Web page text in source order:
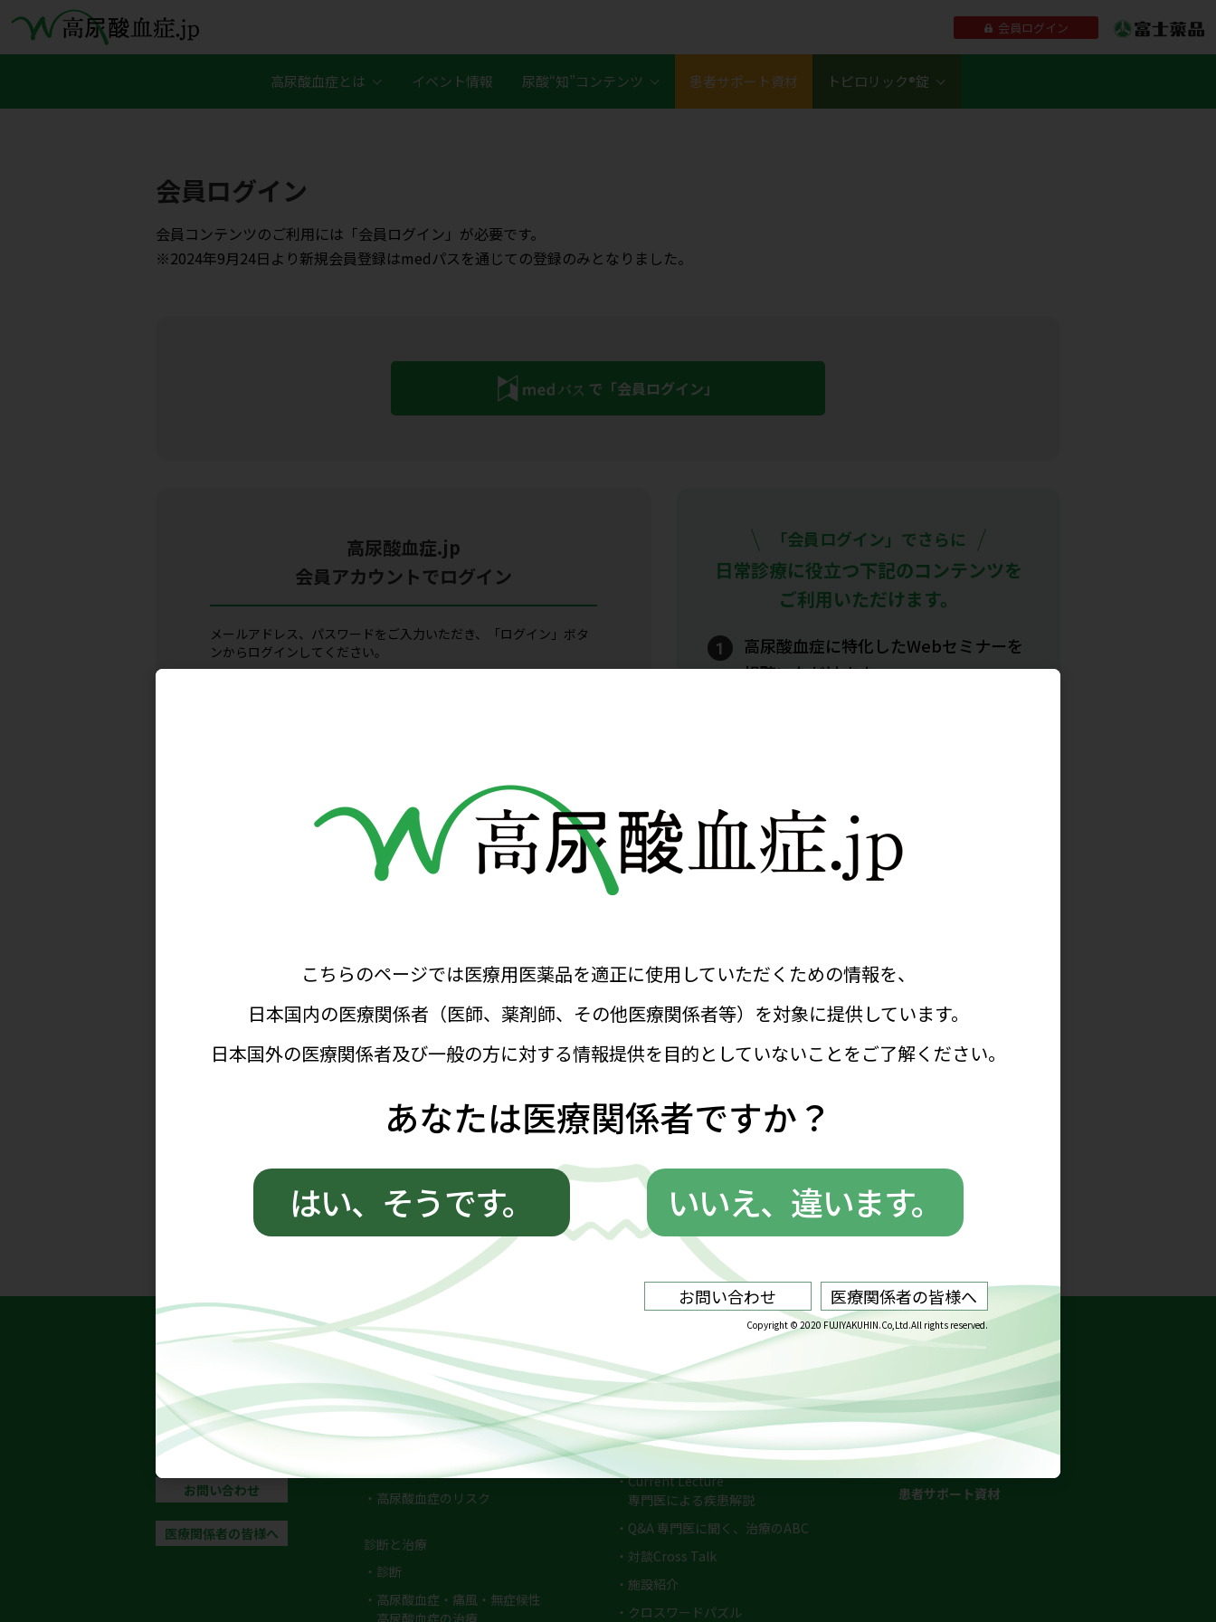
会員ログイン
高尿酸血症とは イベント情報 尿酸“知”コンテンツ 患者サポート資材 トピロリック®錠
会員ログイン
会員コンテンツのご利用には「会員ログイン」が必要です。
※2024年9月24日より新規会員登録はmedパスを通じての登録のみとなりました。
で「会員ログイン」
高尿酸血症.jp
会員アカウントでログイン
メールアドレス、パスワードをご入力いただき、「ログイン」ボタ
ンからログインしてください。
ログイン
※パスワードをお忘れの方はこちら
「会員ログイン」でさらに
日常診療に役立つ下記のコンテンツを
ご利用いただけます。​
高尿酸血症に特化したWebセミナーを
視聴いただけます​
おすすめレシピ等の各種情報をPDFで
印刷できます​
ホーム
新着情報
イベント情報
高尿酸血症.jp利用規約
お問い合わせ
医療関係者の皆様へ
高尿酸血症とは
高尿酸血症について
・高尿酸血症の定義
・高尿酸血症の疫学
・高尿酸血症の病型分類
・高尿酸血症のリスク
診断と治療
・診断
・高尿酸血症・痛風・無症候性
高尿酸血症の治療
・高尿酸血症 UP-TO-DATE
・痛風・高尿酸血症を考える【動画】
・気になるコラム
・おすすめレシピ
・Current Lecture
専門医による疾患解説
・Q&A 専門医に聞く、治療のABC
・対談Cross Talk
・施設紹介
・クロスワードパズル
トピロリック®錠
・トピロリック®錠 新着情報
・トピロリック®錠 解説動画
・製品情報
患者サポート資材